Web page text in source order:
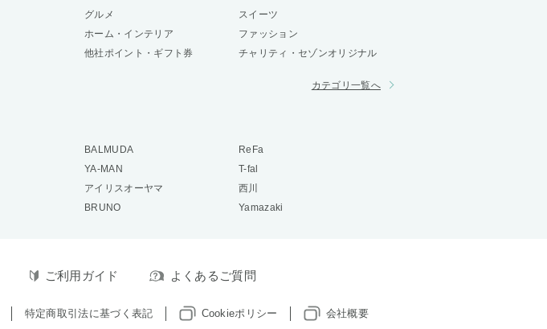
グルメ
スイーツ
ホーム・インテリア
ファッション
他社ポイント・ギフト券 チャリティ・セゾンオリジナル
カテゴリ一覧へ
BALMUDA
ReFa
YA-MAN
T-fal
アイリスオーヤマ
西川
BRUNO Yamazaki
ご利用ガイド よくあるご質問
特定商取引法に基づく表記 Cookieポリシー 会社概要